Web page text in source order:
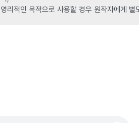
영리적인 목적으로 사용할 경우 원작자에게